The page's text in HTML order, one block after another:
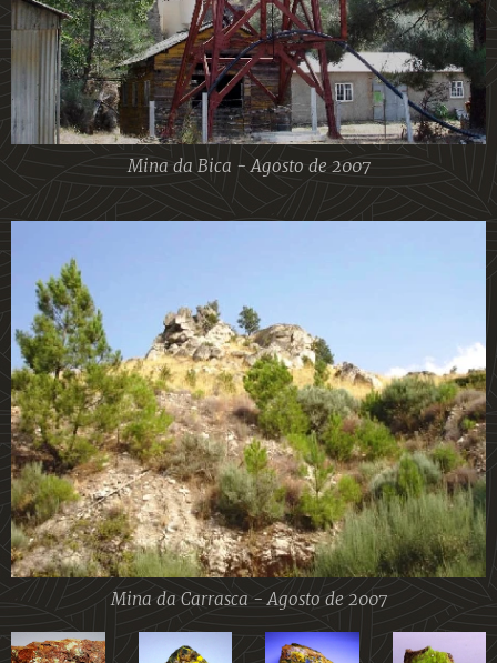
Mina da Bica - Agosto de 2007
Mina da Carrasca - Agosto de 2007